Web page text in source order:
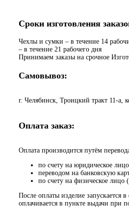
Сроки изготовления
Чехлы и сумки – в течение 14
– в течение 21 рабочего дня
Принимаем заказы на срочное
Самовывоз:
г. Челябинск, Троицкий тракт 11-а,
Оплата заказ:
Оплата производится путём
по счету на юридическое
переводом на банковскую
по счету на физическое лицо
После оплаты изделие запускается
оплачивается в пункте выдачи при